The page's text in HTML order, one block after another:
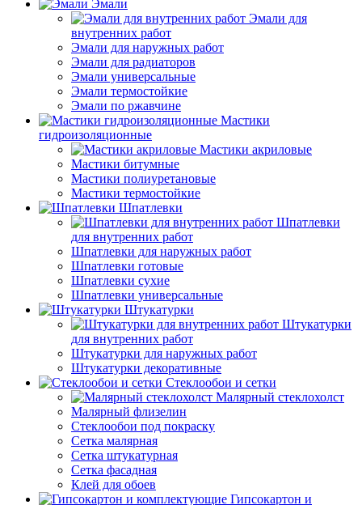
Эмали
Эмали для
внутренних работ
Эмали для наружных работ
Эмали для радиаторов
Эмали универсальные
Эмали термостойкие
Эмали по ржавчине
Мастики
гидроизоляционные
Мастики акриловые
Мастики битумные
Мастики полиуретановые
Мастики термостойкие
Шпатлевки
Шпатлевки
для внутренних работ
Шпатлевки для наружных работ
Шпатлевки готовые
Шпатлевки сухие
Шпатлевки универсальные
Штукатурки
Штукатурки
для внутренних работ
Штукатурки для наружных работ
Штукатурки декоративные
Стеклообои и сетки
Малярный стеклохолст
Малярный флизелин
Стеклообои под покраску
Сетка малярная
Сетка штукатурная
Сетка фасадная
Клей для обоев
Гипсокартон и